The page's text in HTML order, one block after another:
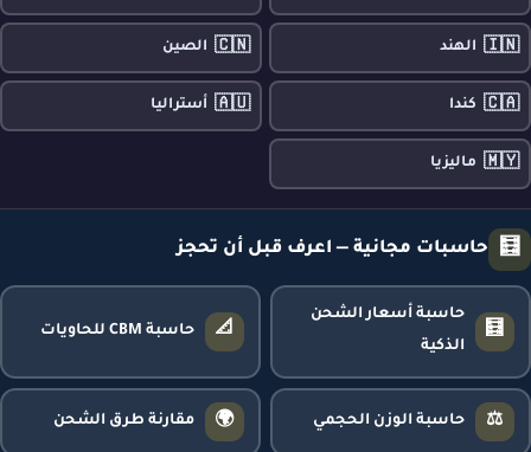
🇮🇳 الهند 🇨🇳 الصين
🇨🇦 كندا 🇦🇺 أستراليا
🇲🇾 ماليزيا
🧮 حاسبات مجانية — اعرف قبل أن تحجز
🧮
حاسبة أسعار الشحن
الذكية
📐 حاسبة CBM للحاويات
⚖️ حاسبة الوزن الحجمي 🌍 مقارنة طرق الشحن